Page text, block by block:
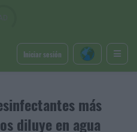
Iniciar sesión
más
diluye en agua